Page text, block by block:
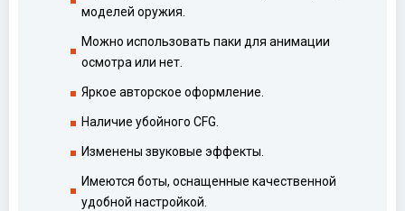
моделей оружия.
Можно использовать паки для анимации
осмотра или нет.
Яркое авторское оформление.
Наличие убойного CFG.
Изменены звуковые эффекты.
Имеются боты, оснащенные качественной
удобной настройкой.